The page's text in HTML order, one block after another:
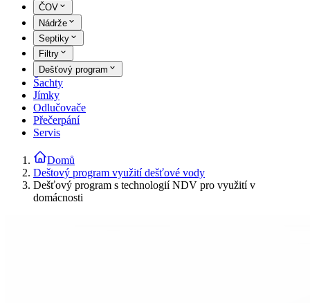
ČOV
Nádrže
Septiky
Filtry
Dešťový program
Šachty
Jímky
Odlučovače
Přečerpání
Servis
Domů
Deštový program využití dešťové vody
Dešťový program s technologií NDV pro využití v
domácnosti